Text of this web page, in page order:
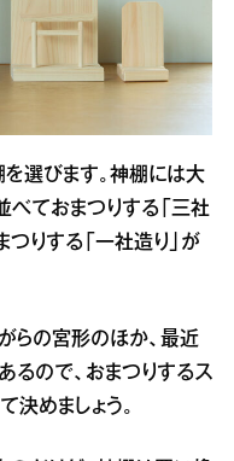
選びます。神棚には大
べておまつりする「三社
りする「一社造り」が
らの宮形のほか、最近
るので、おまつりするス
めましょう。